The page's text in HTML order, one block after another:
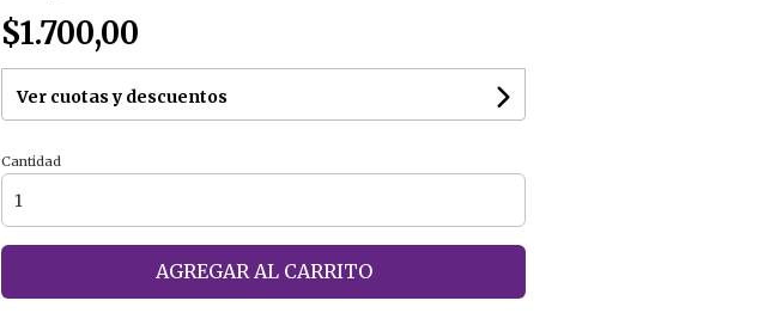
$1.700,00
Ver cuotas y descuentos
Cantidad
AGREGAR AL CARRITO